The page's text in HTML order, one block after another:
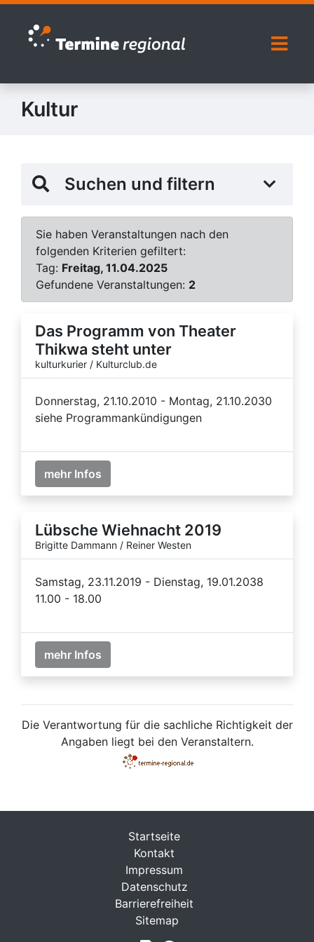
Zur Navigation springen
Zum Inhalt springen
Kultur
Suchen und filtern
Sie haben Veranstaltungen nach den
folgenden Kriterien gefiltert:
Tag: Freitag, 11.04.2025
Gefundene Veranstaltungen: 2
Das Programm von Theater
Thikwa steht unter
kulturkurier / Kulturclub.de
Donnerstag, 21.10.2010 - Montag, 21.10.2030
siehe Programmankündigungen
mehr Infos
Lübsche Wiehnacht 2019
Brigitte Dammann / Reiner Westen
Samstag, 23.11.2019 - Dienstag, 19.01.2038
11.00 - 18.00
mehr Infos
Die Verantwortung für die sachliche Richtigkeit der
Angaben liegt bei den Veranstaltern.
Startseite
Kontakt
Impressum
Datenschutz
Barrierefreiheit
Sitemap